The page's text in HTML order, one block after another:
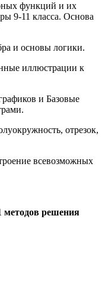
функций и их
9-11 класса. Основа
и основы логики.
иллюстрации к
и Базовые
отрезок,
всевозможных
методов решения